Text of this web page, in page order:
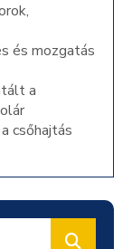
és mozgatás
a
csőhajtás